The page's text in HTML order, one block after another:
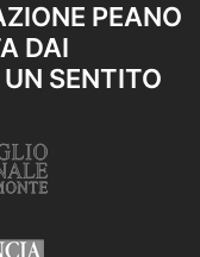
PEANO
DAI
SENTITO